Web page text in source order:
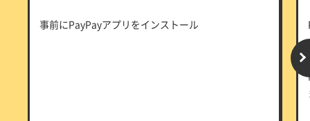
事前にPayPayアプリをインストール